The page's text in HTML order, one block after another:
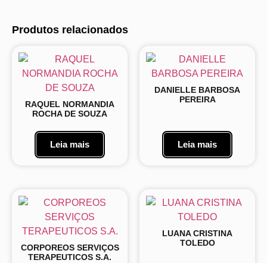
Produtos relacionados
RAQUEL NORMANDIA
ROCHA DE SOUZA
Leia mais
DANIELLE BARBOSA
PEREIRA
Leia mais
CORPOREOS SERVIÇOS
TERAPEUTICOS S.A.
LUANA CRISTINA
TOLEDO